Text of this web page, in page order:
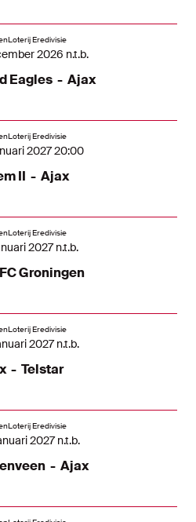
Eredivisie
2026 n.t.b.
Eagles - Ajax
Eredivisie
2027 20:00
II - Ajax
Eredivisie
2027 n.t.b.
FC Groningen
Eredivisie
2027 n.t.b.
- Telstar
Eredivisie
2027 n.t.b.
- Ajax